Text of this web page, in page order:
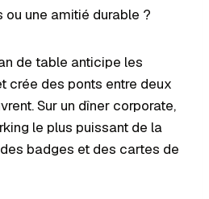
une amitié durable ?
de table anticipe les
crée des ponts entre deux
Sur un dîner corporate,
le plus puissant de la
badges et des cartes de